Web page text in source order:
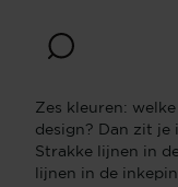
Zes kleuren:
design? Dan zit je
Strakke lijnen in
lijnen in de